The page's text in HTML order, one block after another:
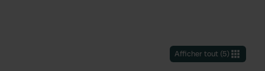
Afficher tout(5)